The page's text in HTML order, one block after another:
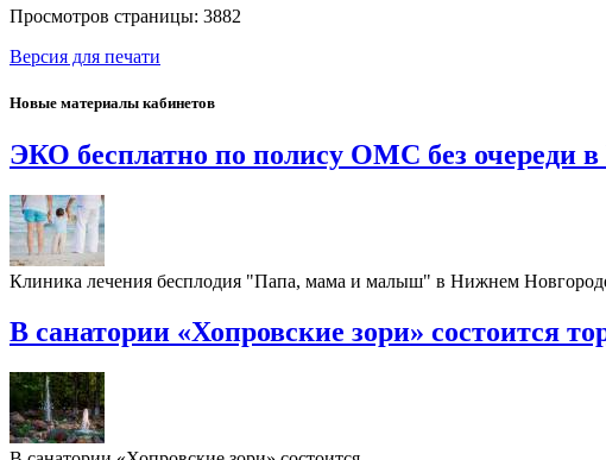
Просмотров страницы: 3882
Версия для печати
Новые материалы кабинетов
ЭКО бесплатно по полису ОМС без очереди
Клиника лечения бесплодия "Папа, мама и малыш" в Нижнем
В санатории «Хопровские зори» состоится